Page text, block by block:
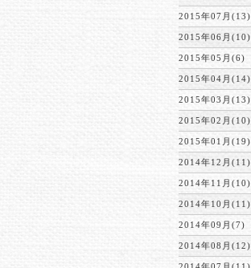
2015年07月(13)
2015年06月(10)
2015年05月(6)
2015年04月(14)
2015年03月(13)
2015年02月(10)
2015年01月(19)
2014年12月(11)
2014年11月(10)
2014年10月(11)
2014年09月(7)
2014年08月(12)